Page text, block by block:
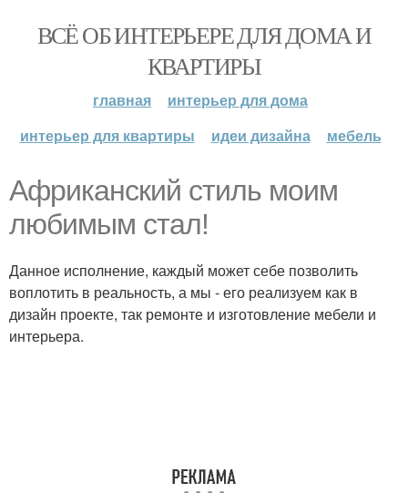
ВСЁ ОБ ИНТЕРЬЕРЕ ДЛЯ ДОМА И
КВАРТИРЫ
главная
интерьер для дома
интерьер для квартиры
идеи дизайна мебель
Африканский стиль моим
любимым стал!
Данное исполнение, каждый может себе позволить
воплотить в реальность, а мы - его реализуем как в
дизайн проекте, так ремонте и изготовление мебели и
интерьера.